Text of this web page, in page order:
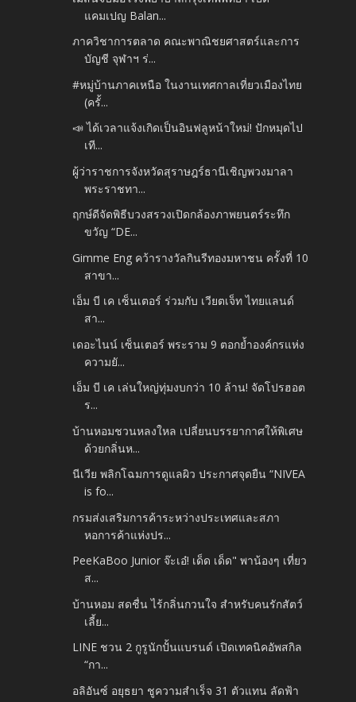
แคมเปญ Balan...
ภาควิชาการตลาด คณะพาณิชยศาสตร์และการ
บัญชี จุฬาฯ ร่...
#หมู่บ้านภาคเหนือ ในงานเทศกาลเที่ยวเมืองไทย
(ครั้...
📣 ได้เวลาแจ้งเกิดเป็นอินฟลูหน้าใหม่! ปักหมุดไป
เที...
ผู้ว่าราชการจังหวัดสุราษฎร์ธานีเชิญพวงมาลา
พระราชทา...
ฤกษ์ดีจัดพิธีบวงสรวงเปิดกล้องภาพยนตร์ระทึก
ขวัญ “DE...
Gimme Eng คว้ารางวัลกินรีทองมหาชน ครั้งที่ 10
สาขา...
เอ็ม บี เค เซ็นเตอร์ ร่วมกับ เวียตเจ็ท ไทยแลนด์
สา...
เดอะไนน์ เซ็นเตอร์ พระราม 9 ตอกย้ำองค์กรแห่ง
ความยั...
เอ็ม บี เค เล่นใหญ่ทุ่มงบกว่า 10 ล้าน! จัดโปรฮอต
ร...
บ้านหอมชวนหลงใหล เปลี่ยนบรรยากาศให้พิเศษ
ด้วยกลิ่นห...
นีเวีย พลิกโฉมการดูแลผิว ประกาศจุดยืน “NIVEA
is fo...
กรมส่งเสริมการค้าระหว่างประเทศและสภา
หอการค้าแห่งปร...
PeeKaBoo Junior จ๊ะเอ๋! เด็ด เด็ด" พาน้องๆ เที่ยว
ส...
บ้านหอม สดชื่น ไร้กลิ่นกวนใจ สำหรับคนรักสัตว์
เลี้ย...
LINE ชวน 2 กูรูนักปั้นแบรนด์ เปิดเทคนิคอัพสกิล
“กา...
อลิอันซ์ อยุธยา ชูความสำเร็จ 31 ตัวแทน ลัดฟ้า